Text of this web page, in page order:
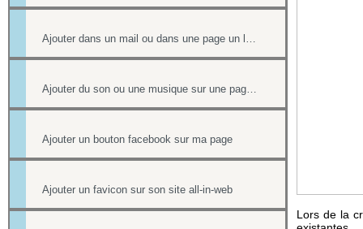
Ajouter dans un mail ou dans une page un lien vers un document stocké dans l'onglet Document
Ajouter du son ou une musique sur une page de votre site
Ajouter un bouton facebook sur ma page
Ajouter un favicon sur son site all-in-web
Lors de la